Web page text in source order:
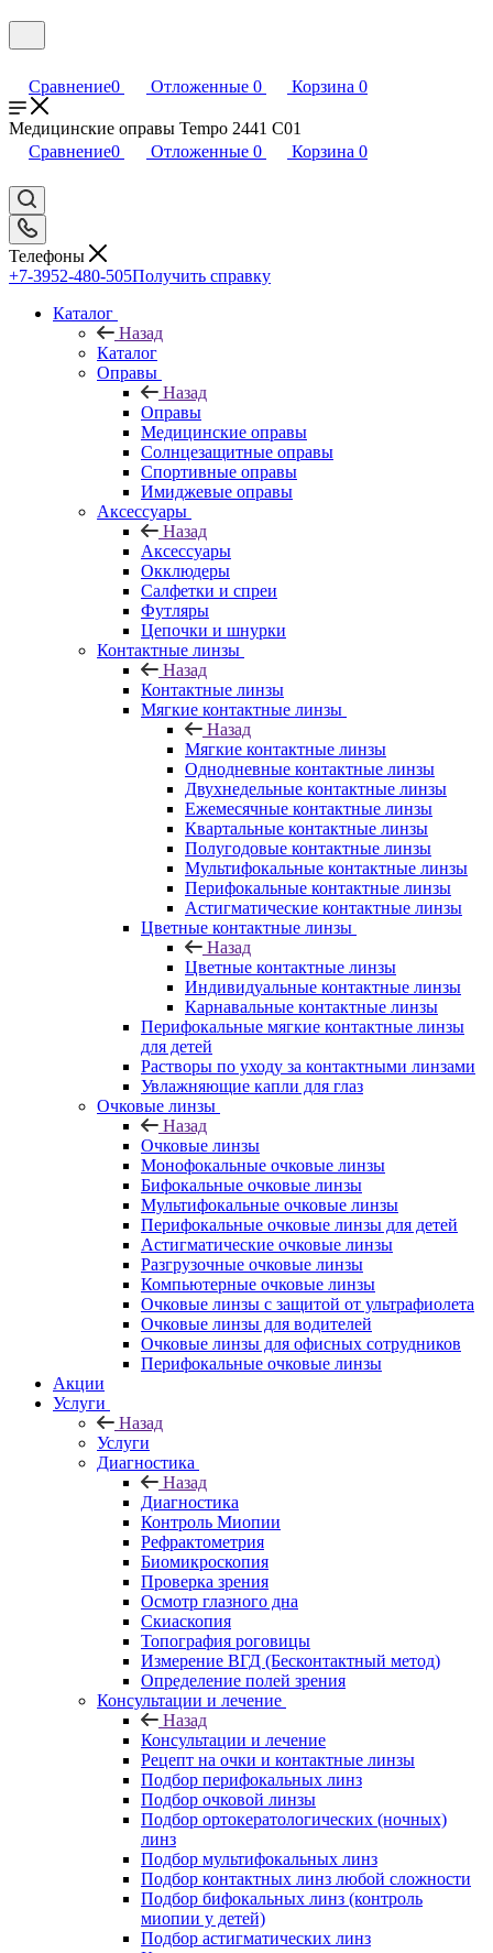
Сравнение0 Отложенные 0 Корзина 0
Медицинские оправы Tempo 2441 C01
Сравнение0 Отложенные 0 Корзина 0
Телефоны
+7-3952-480-505Получить справку
Каталог
Назад
Каталог
Оправы
Назад
Оправы
Медицинские оправы
Солнцезащитные оправы
Спортивные оправы
Имиджевые оправы
Аксессуары
Назад
Аксессуары
Окклюдеры
Салфетки и спреи
Футляры
Цепочки и шнурки
Контактные линзы
Назад
Контактные линзы
Мягкие контактные линзы
Назад
Мягкие контактные линзы
Однодневные контактные линзы
Двухнедельные контактные линзы
Ежемесячные контактные линзы
Квартальные контактные линзы
Полугодовые контактные линзы
Мультифокальные контактные линзы
Перифокальные контактные линзы
Астигматические контактные линзы
Цветные контактные линзы
Назад
Цветные контактные линзы
Индивидуальные контактные линзы
Карнавальные контактные линзы
Перифокальные мягкие контактные линзы
для детей
Растворы по уходу за контактными линзами
Увлажняющие капли для глаз
Очковые линзы
Назад
Очковые линзы
Монофокальные очковые линзы
Бифокальные очковые линзы
Мультифокальные очковые линзы
Перифокальные очковые линзы для детей
Астигматические очковые линзы
Разгрузочные очковые линзы
Компьютерные очковые линзы
Очковые линзы с защитой от ультрафиолета
Очковые линзы для водителей
Очковые линзы для офисных сотрудников
Перифокальные очковые линзы
Акции
Услуги
Назад
Услуги
Диагностика
Назад
Диагностика
Контроль Миопии
Рефрактометрия
Биомикроскопия
Проверка зрения
Осмотр глазного дна
Скиаскопия
Топография роговицы
Измерение ВГД (Бесконтактный метод)
Определение полей зрения
Консультации и лечение
Назад
Консультации и лечение
Рецепт на очки и контактные линзы
Подбор перифокальных линз
Подбор очковой линзы
Подбор ортокератологических (ночных)
линз
Подбор мультифокальных линз
Подбор контактных линз любой сложности
Подбор бифокальных линз (контроль
миопии у детей)
Подбор астигматических линз